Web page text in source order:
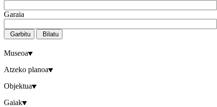
Garaia
Garbitu Bilatu
Museoa
Atzeko planoa
Objektua
Gaiak